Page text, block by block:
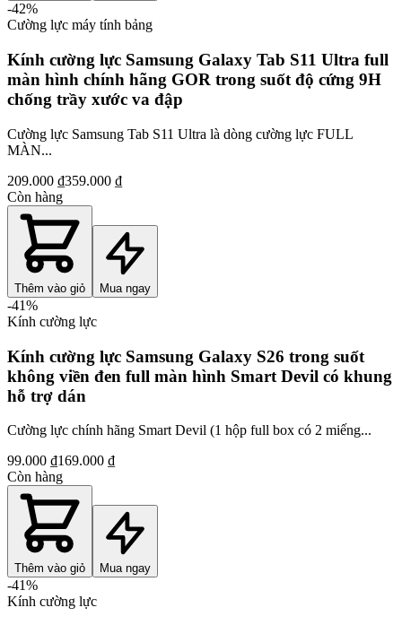
-42%
Cường lực máy tính bảng
Kính cường lực Samsung Galaxy Tab S11 Ultra full
màn hình chính hãng GOR trong suốt độ cứng 9H
chống trầy xước va đập
Cường lực Samsung Tab S11 Ultra là dòng cường lực FULL
MÀN...
209.000 ₫359.000 ₫
Còn hàng
Thêm vào giỏ Mua ngay
-41%
Kính cường lực
Kính cường lực Samsung Galaxy S26 trong suốt
không viền đen full màn hình Smart Devil có khung
hỗ trợ dán
Cường lực chính hãng Smart Devil (1 hộp full box có 2 miếng...
99.000 ₫169.000 ₫
Còn hàng
Thêm vào giỏ Mua ngay
-41%
Kính cường lực